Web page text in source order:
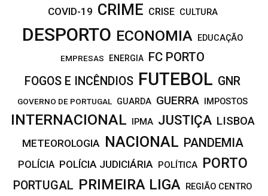
COVID-19 CRIME CRISE CULTURA
DESPORTO ECONOMIA EDUCAÇÃO
EMPRESAS ENERGIA FC PORTO
FOGOS E INCÊNDIOS FUTEBOL GNR
GOVERNO DE PORTUGAL GUARDA GUERRA IMPOSTOS
INTERNACIONAL IPMA JUSTIÇA LISBOA
METEOROLOGIA NACIONAL PANDEMIA
POLÍCIA POLÍCIA JUDICIÁRIA POLÍTICA PORTO
PORTUGAL PRIMEIRA LIGA REGIÃO CENTRO